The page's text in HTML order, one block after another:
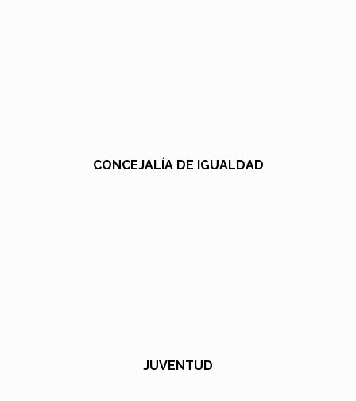
CONCEJALÍA DE IGUALDAD
JUVENTUD